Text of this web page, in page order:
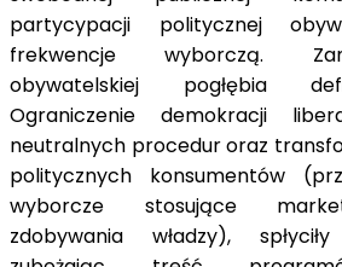
partycypacji politycznej
frekwencje wyborczą.
obywatelskiej pogłębia
Ograniczenie demokracji
neutralnych procedur oraz
politycznych konsumentów
wyborcze stosujące
zdobywania władzy),